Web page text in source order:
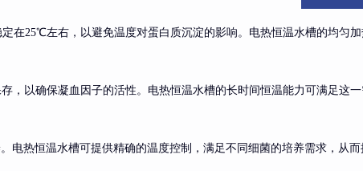
在25℃左右，以避免温度对蛋白质沉淀的影响。电热恒温水槽的均匀
以确保凝血因子的活性。电热恒温水槽的长时间恒温能力可满足这
热恒温水槽可提供精确的温度控制，满足不同细菌的培养需求，从